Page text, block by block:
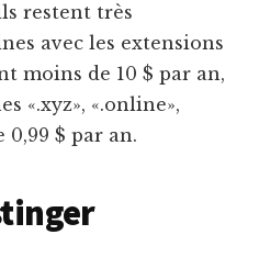
restent très
avec les extensions
moins de 10 $ par an,
«.xyz», «.online»,
0,99 $ par an.